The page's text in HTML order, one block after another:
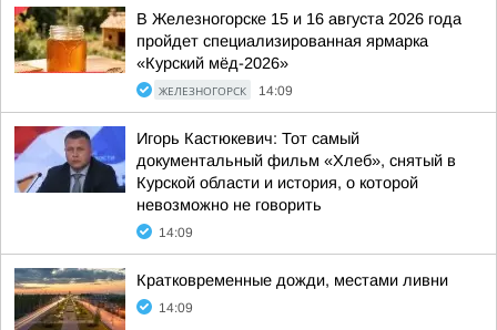
В Железногорске 15 и 16 августа 2026 года
пройдет специализированная ярмарка
«Курский мёд-2026»
ЖЕЛЕЗНОГОРСК 14:09
Игорь Кастюкевич: Тот самый
документальный фильм «Хлеб», снятый в
Курской области и история, о которой
невозможно не говорить
14:09
Кратковременные дожди, местами ливни
14:09